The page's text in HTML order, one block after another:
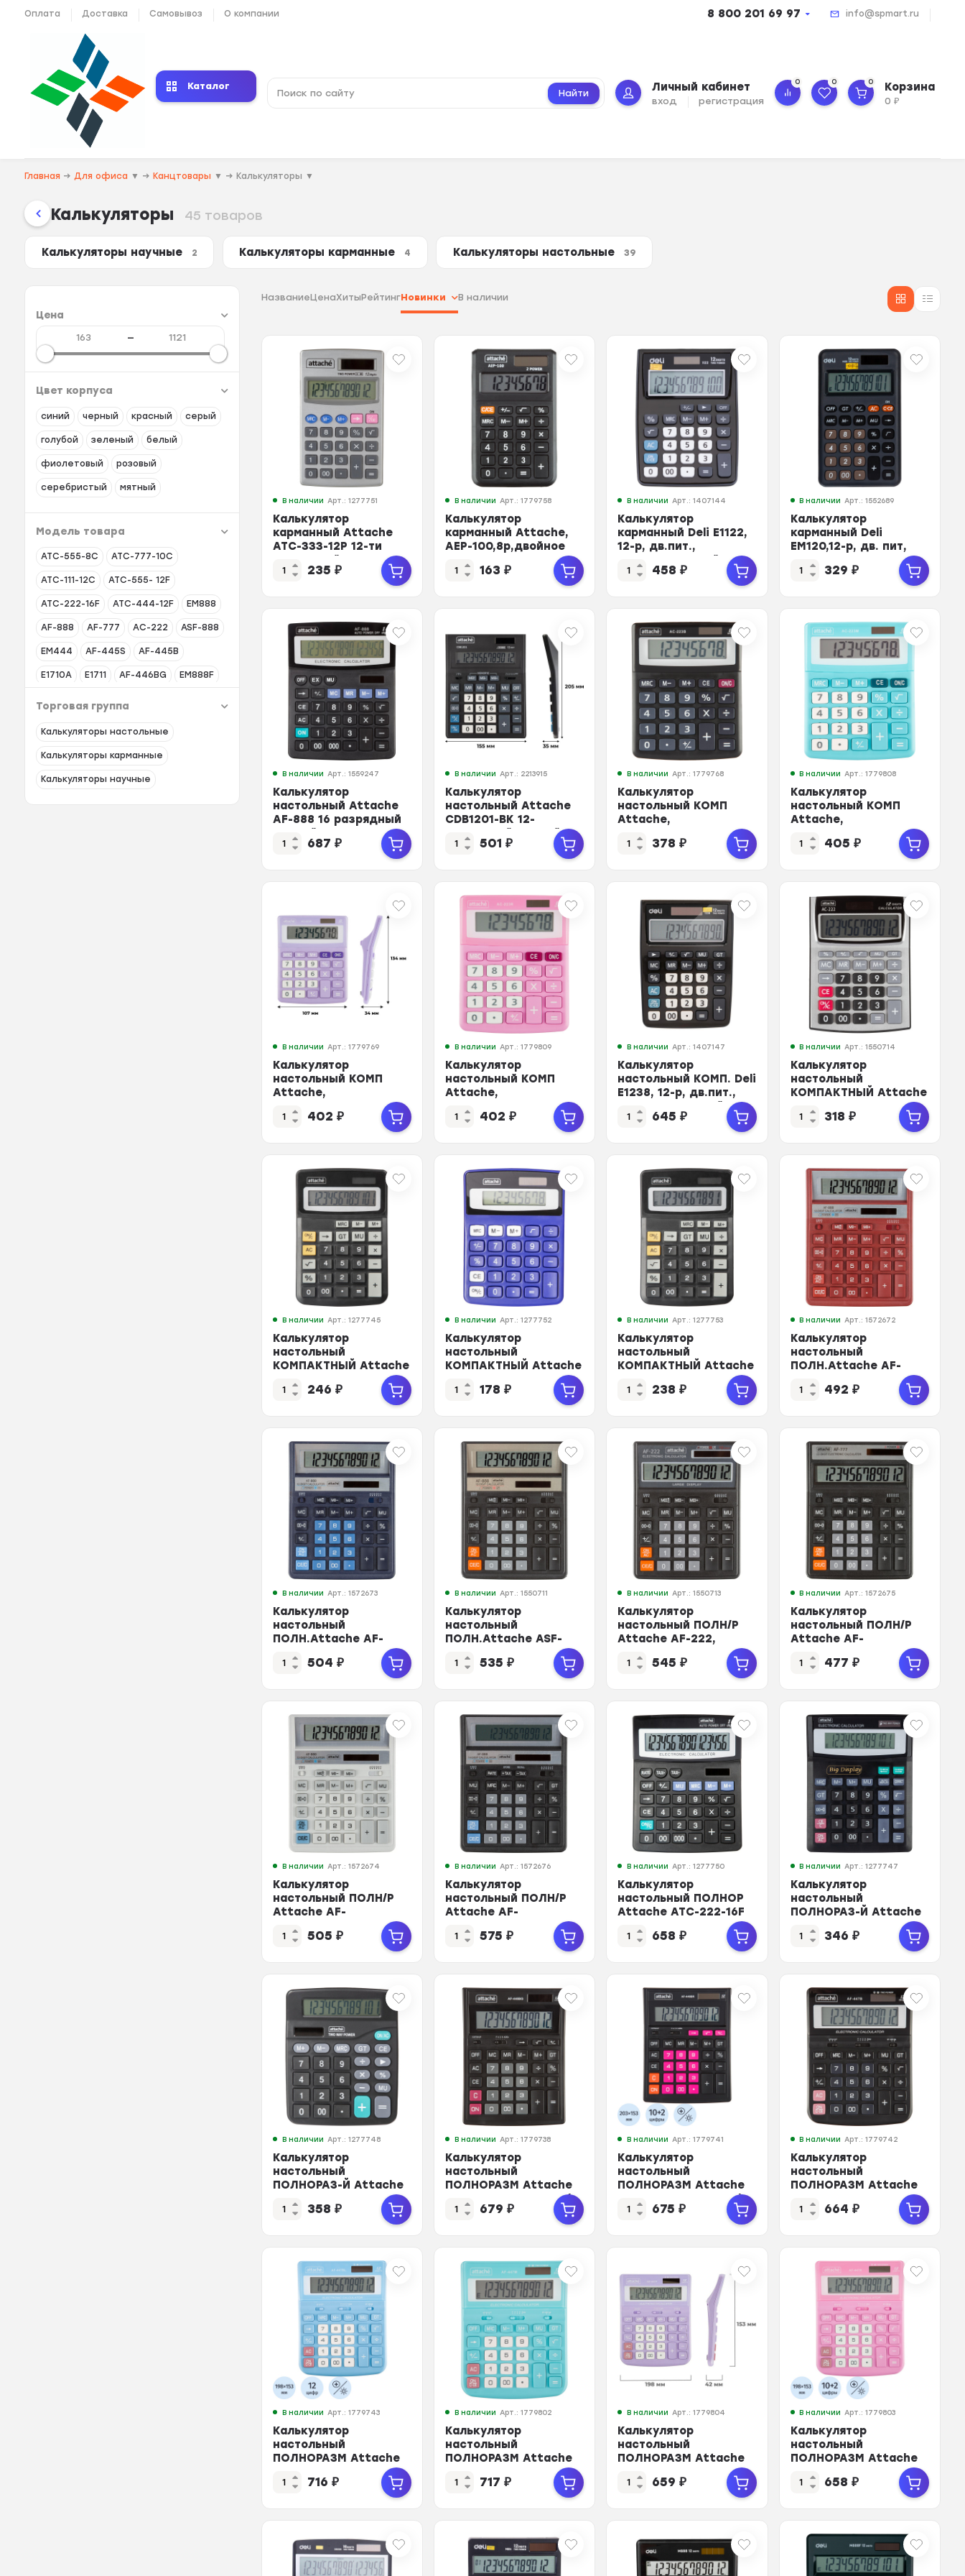
Оплата Доставка Самовывоз О компании 8 800 201 69 97 info@spmart.ru
Каталог
Найти Личный кабинет
вход регистрация
0 0 0 Корзина
0₽
Главная → Для офиса ▼ → Канцтовары ▼ → Калькуляторы ▼
Калькуляторы 45 товаров
Калькуляторы научные 2 Калькуляторы карманные 4 Калькуляторы настольные 39
Цена
—
Цвет корпуса
синий черный красный серый
голубой зеленый белый
фиолетовый розовый
серебристый мятный
Модель товара
ATC-555-8C ATC-777-10C
ATC-111-12C ATC-555- 12F
ATC-222-16F ATC-444-12F EM888
AF-888 AF-777 AC-222 ASF-888
EM444 AF-445S AF-445B
E1710A E1711 AF-446BG EM888F
Торговая группа
Калькуляторы настольные
Калькуляторы карманные
Калькуляторы научные
НазваниеЦенаХитыРейтингНовинки В наличии
В наличии Арт.: 1277751
Калькулятор
карманный Attache
ATC-333-12P 12-ти
разрядный
серебристый
235 ₽
В наличии Арт.: 1779758
Калькулятор
карманный Attache,
AEP-100,8р,двойное
163 ₽
В наличии Арт.: 1407144
Калькулятор
карманный Deli E1122,
12-р, дв.пит.,
120х86мм, серый
458 ₽
В наличии Арт.: 1552689
Калькулятор
карманный Deli
EM120,12-р, дв. пит,
серый329₽
В наличии Арт.: 1559247
Калькулятор
настольный Attache
AF-888 16 разрядный
черный 210x165x48 мм
687 ₽
В наличии Арт.: 2213915
Калькулятор
настольный Attache
CDB1201-BK 12-
разрядный черный
205x155x35 мм
501 ₽
В наличии Арт.: 1779768
Калькулятор
настольный КОМП
Attache,
AС-223B,8р,дв. пит,
черн,134x107x34
378 ₽
В наличии Арт.: 1779808
Калькулятор
настольный КОМП
Attache,
AС-223M,8р,дв. пит,
мятный,134x107x34
405₽
В наличии Арт.: 1779769
Калькулятор
настольный КОМП
Attache,
AС-223P,8р,дв. пит,
фиолет,134x107x34
402 ₽
В наличии Арт.: 1779809
Калькулятор
настольный КОМП
Attache,
AС-223R,8р,дв. пит,
розовый,134x107x34
402 ₽
В наличии Арт.: 1407147
Калькулятор
настольный КОМП. Deli
E1238, 12-р, дв.пит.,
145х105мм, серый
645 ₽
В наличии Арт.: 1550714
Калькулятор
настольный
КОМПАКТНЫЙ Attache
222,12р,дв.пит,144x107cереб
318₽
В наличии Арт.: 1277745
Калькулятор
настольный
КОМПАКТНЫЙ Attache
разрядныйчерн
246 ₽
В наличии Арт.: 1277752
Калькулятор
настольный
КОМПАКТНЫЙ Attache
разрядныйсиний
178 ₽
В наличии Арт.: 1277753
Калькулятор
настольный
КОМПАКТНЫЙ Attache
ATC-777-10C 10-ти
разрядныйчерн
238 ₽
В наличии Арт.: 1572672
Калькулятор
настольный
ПОЛН.Attache AF-
888,12р,дв.пит,204x158мм,
темно-крас
492₽
В наличии Арт.: 1572673
Калькулятор
настольный
ПОЛН.Attache AF-
888,12р,дв.пит,204x158мм,
темно-син
504 ₽
В наличии Арт.: 1550711
Калькулятор
настольный
ПОЛН.Attache ASF-
888,12р,дв.пит,204x158мм,ч/
535 ₽
В наличии Арт.: 1550713
Калькулятор
настольный ПОЛН/Р
Attache AF-222,
дв.пит,203x158мм,
545 ₽
В наличии Арт.: 1572675
Калькулятор
настольный ПОЛН/Р
Attache AF-
777,12р,дв.пит,200x155мм,
черный477₽
В наличии Арт.: 1572674
Калькулятор
настольный ПОЛН/Р
Attache AF-
888,12р,дв.пит,204x158мм,
белый505 ₽
В наличии Арт.: 1572676
Калькулятор
настольный ПОЛН/Р
Attache AF-
888,14р,дв.пит,204x158мм,черный
575 ₽
В наличии Арт.: 1277750
Калькулятор
настольный ПОЛНОР
Attache ATC-222-16F
208x160x48
658 ₽
В наличии Арт.: 1277747
Калькулятор
настольный
ПОЛНОРАЗ-Й Attache
12F12раз.дв.пит,192x148мм
346₽
В наличии Арт.: 1277748
Калькулятор
настольный
ПОЛНОРАЗ-Й Attache
12F12раз.дв.пит.180x145мм
358 ₽
В наличии Арт.: 1779738
Калькулятор
настольный
ПОЛНОРАЗМ Attache
AF-446BG,12р,дв.п,ч/
сер,203x153x48
679 ₽
В наличии Арт.: 1779741
Калькулятор
настольный
ПОЛНОРАЗМ Attache
AF-446BR,12р,дв.п,ч/
роз,203x153x48
675 ₽
В наличии Арт.: 1779742
Калькулятор
настольный
ПОЛНОРАЗМ Attache
664₽
В наличии Арт.: 1779743
Калькулятор
настольный
ПОЛНОРАЗМ Attache
447BL,12р,дв.пит,гол,198x153x42
716 ₽
В наличии Арт.: 1779802
Калькулятор
настольный
ПОЛНОРАЗМ Attache
447M,12р,дв.пит,мятн,198x153x42
717 ₽
В наличии Арт.: 1779804
Калькулятор
настольный
ПОЛНОРАЗМ Attache
447P,12р,дв.пит,фиол,198x153x42
659 ₽
В наличии Арт.: 1779803
Калькулятор
настольный
ПОЛНОРАЗМ Attache
658₽